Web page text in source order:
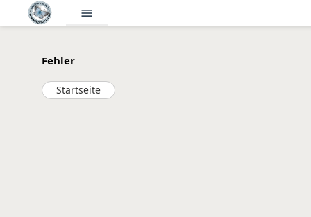
menu
Fehler
Startseite